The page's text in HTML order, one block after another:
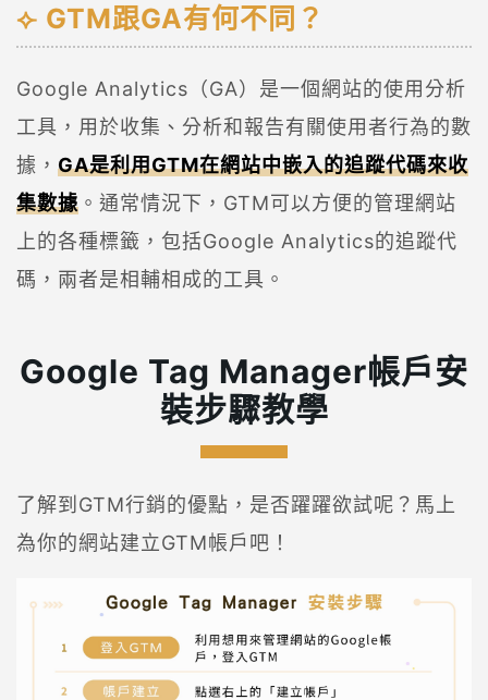
GTM跟GA有何不同？
Google Analytics（GA）是一個網站的使用分析
工具，用於收集、分析和報告有關使用者行為的數
據， GA是利用GTM在網站中嵌入的追蹤代碼來收
集數據 。通常情況下，GTM可以方便的管理網站
上的各種標籤，包括Google Analytics的追蹤代
碼，兩者是相輔相成的工具。
Google Tag Manager帳戶安
裝步驟教學
了解到GTM行銷的優點，是否躍躍欲試呢？馬上
為你的網站建立GTM帳戶吧！